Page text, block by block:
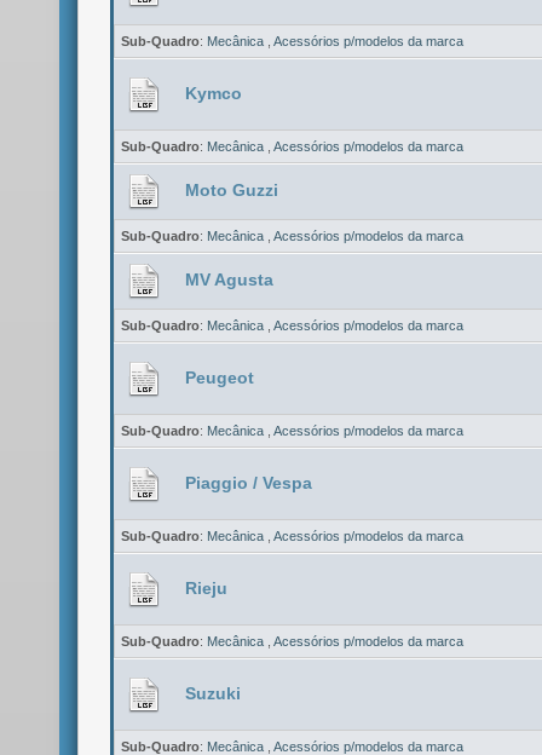
Sub-Quadro: Mecânica Acessórios p/modelos da marca
Kymco
Sub-Quadro: Mecânica Acessórios p/modelos da marca
Moto Guzzi
Sub-Quadro: Mecânica Acessórios p/modelos da marca
MV Agusta
Sub-Quadro: Mecânica Acessórios p/modelos da marca
Peugeot
Sub-Quadro: Mecânica Acessórios p/modelos da marca
Piaggio / Vespa
Sub-Quadro: Mecânica Acessórios p/modelos da marca
Rieju
Sub-Quadro: Mecânica Acessórios p/modelos da marca
Suzuki
Sub-Quadro: Mecânica Acessórios p/modelos da marca